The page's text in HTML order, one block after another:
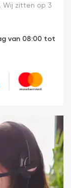
Wij zitten op 3
van 08:00 tot